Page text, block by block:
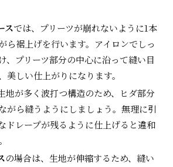
スでは、プリーツが崩れないように1本
ら裾上げを行います。アイロンでしっ
、プリーツ部分の中心に沿って縫い目
美しい仕上がりになります。
地が多く波打つ構造のため、ヒダ部分
がら縫うようにしましょう。無理に引
ドレープが残るように仕上げると違和
の場合は、生地が伸縮するため、縫い